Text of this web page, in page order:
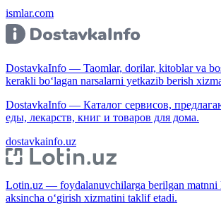
ismlar.com
DostavkaInfo — Taomlar, dorilar, kitoblar va
kerakli bo‘lagan narsalarni yetkazib berish
DostavkaInfo — Каталог сервисов,
еды, лекарств, книг и товаров для дома.
dostavkainfo.uz
Lotin.uz — foydalanuvchilarga berilgan matnni
aksincha o‘girish xizmatini taklif etadi.